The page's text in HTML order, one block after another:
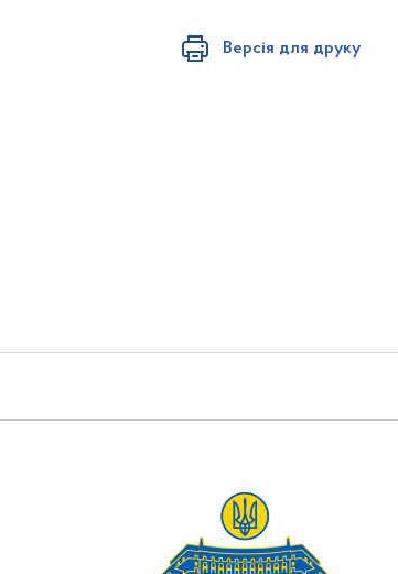
Версія для друку